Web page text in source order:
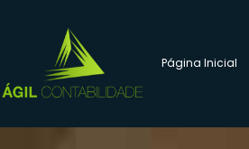
Página Inicial